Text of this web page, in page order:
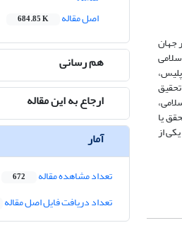
جهان
یا
از
اصل مقاله
684.85 K
هم رسانی
ارجاع به این مقاله
آمار
تعداد مشاهده مقاله 672
تعداد دریافت فایل اصل مقاله